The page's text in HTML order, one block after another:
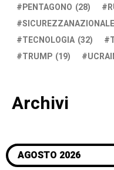
PENTAGONO (28)
SICUREZZANAZIONALE
TECNOLOGIA (32)
TRUMP (19)
Archivi
AGOSTO 2026